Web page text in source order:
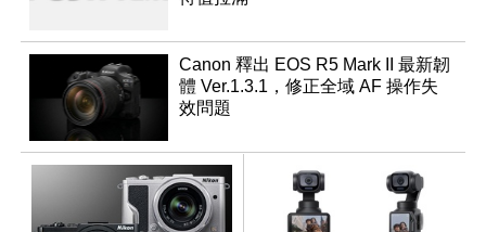
Canon 釋出 EOS R5 Mark II 最新韌
體 Ver.1.3.1，修正全域 AF 操作失
效問題